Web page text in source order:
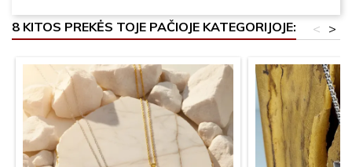
8 KITOS PREKĖS TOJE PAČIOJE KATEGORIJOJE: >
<